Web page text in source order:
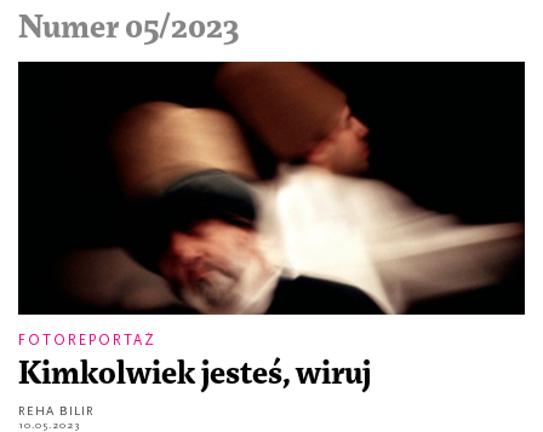
Numer 05/2023
FOTOREPORTAŻ
Kimkolwiek jesteś, wiruj
REHA BILIR
10.05.2023